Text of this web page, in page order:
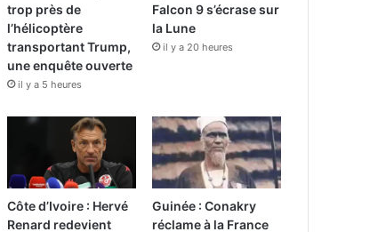
trop près de
l’hélicoptère
transportant Trump,
une enquête ouverte
il y a 5 heures
Falcon 9 s’écrase sur
la Lune
il y a 20 heures
Côte d’Ivoire : Hervé
Renard redevient
Guinée : Conakry
réclame à la France